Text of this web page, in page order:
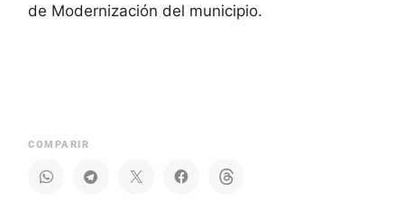
de Modernización del municipio.
COMPARIR